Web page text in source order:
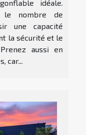
idéale.
le nombre de
une capacité
la sécurité et le
aussi en
car...